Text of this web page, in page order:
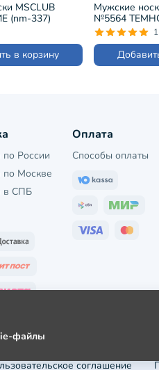
MSCLUB
(nm-337)
в корзину
Мужские
№5564
(ВиМ-57Э)
по России
по Москве
в СПБ
Оплата
Способы оплаты
соглашение
файлы